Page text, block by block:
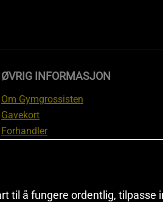
ØVRIG INFORMASJON
Om Gymgrossisten
Gavekort
Forhandler
Sitemap
til å fungere ordentlig, tilpasse